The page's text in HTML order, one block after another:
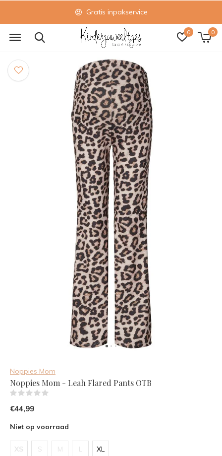
0 0
Gratis inpakservice
Noppies Mom
Noppies Mom - Leah Flared Pants OTB
€44,99
Niet op voorraad
XS S M L XL